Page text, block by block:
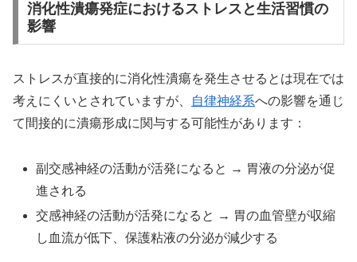
消化性潰瘍発症におけるストレスと生活習慣の
影響
ストレスが直接的に消化性潰瘍を発生させるとは現在では
考えにくいとされていますが、
自律神経系への影響を通じ
て間接的に潰瘍形成に関与する可能性があります：
副交感神経の活動が活発になると → 胃液の分泌が促
進される
交感神経の活動が活発になると → 胃の血管壁が収縮
し血流が低下、保護粘液の分泌が減少する